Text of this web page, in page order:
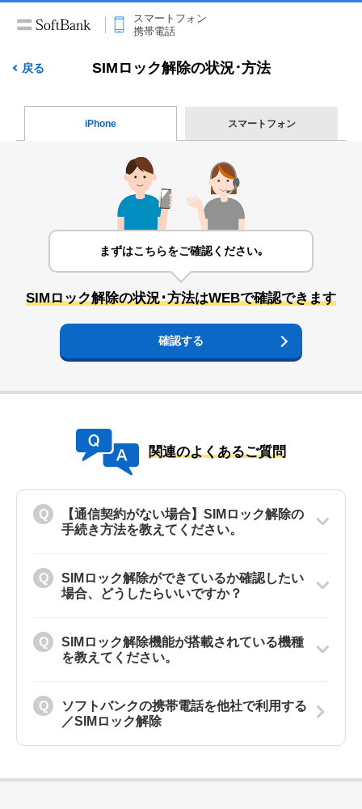
スマートフォン
携帯電話
戻る SIMロック解除の状況･方法
iPhone スマートフォン
まずはこちらをご確認ください｡
SIMロック解除の状況･方法はWEBで確認できます
確認する
関連のよくあるご質問
【通信契約がない場合】SIMロック解除の
手続き方法を教えてください。
SIMロック解除ができているか確認したい
場合、どうしたらいいですか？
SIMロック解除機能が搭載されている機種
を教えてください。
ソフトバンクの携帯電話を他社で利用する
／SIMロック解除